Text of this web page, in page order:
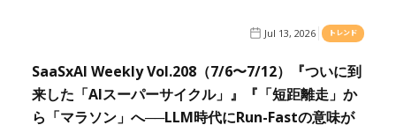
Jul 13, 2026 トレンド
SaaSxAI Weekly Vol.208（7/6〜7/12）『ついに到
来した「AIスーパーサイクル」』『「短距離走」か
ら「マラソン」へ──LLM時代にRun-Fastの意味が